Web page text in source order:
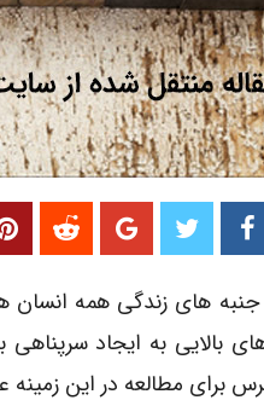
های زندگی همه انسان
بالایی به ایجاد
برای مطالعه در این